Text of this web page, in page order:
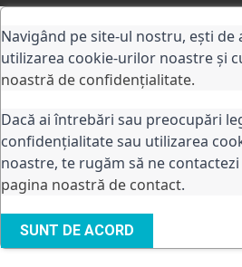
Navigând pe site-ul nostru, ești de
utilizarea cookie-urilor noastre și
noastră de confidențialitate.
Dacă ai întrebări sau preocupări
confidențialitate sau utilizarea
noastre, te rugăm să ne
pagina noastră de contact.
SUNT DE ACORD